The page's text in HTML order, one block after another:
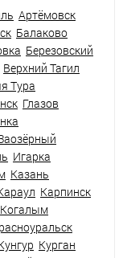
Артёмовск
Балаково
Березовский
Верхний Тагил
Тура
Глазов
Игарка
Казань
Карпинск
Когалым
Курган